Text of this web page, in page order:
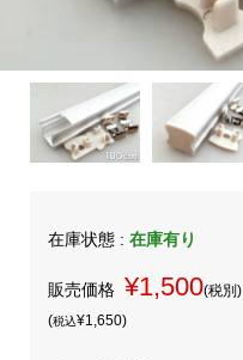
在庫状態 : 在庫有り
販売価格 ¥1,500(税別)
(税込¥1,650)